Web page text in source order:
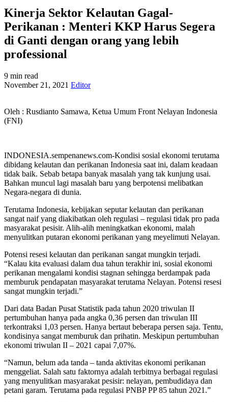
Kinerja Sektor Kelautan Gagal-
Perikanan : Menteri KKP Harus Segera
di Ganti dengan orang yang lebih
professional
9 min read
November 21, 2021 Editor
Oleh : Rusdianto Samawa, Ketua Umum Front Nelayan Indonesia
(FNI)
INDONESIA.sempenanews.com-Kondisi sosial ekonomi terutama
dibidang kelautan dan perikanan Indonesia saat ini, dalam keadaan
tidak baik. Sebab betapa banyak masalah yang tak kunjung usai.
Bahkan muncul lagi masalah baru yang berpotensi melibatkan
Negara-negara di dunia.
Terutama Indonesia, kebijakan seputar kelautan dan perikanan
sangat naif yang diakibatkan oleh regulasi – regulasi tidak pro pada
masyarakat pesisir. Alih-alih meningkatkan ekonomi, malah
menyulitkan putaran ekonomi perikanan yang meyelimuti Nelayan.
Potensi resesi kelautan dan perikanan sangat mungkin terjadi.
“Kalau kita evaluasi dalam dua tahun terakhir ini, sosial ekonomi
perikanan mengalami kondisi stagnan sehingga berdampak pada
memburuk pendapatan masyarakat terutama Nelayan. Potensi resesi
sangat mungkin terjadi.”
Dari data Badan Pusat Statistik pada tahun 2020 triwulan II
pertumbuhan hanya pada angka 0,36 persen dan triwulan III
terkontraksi 1,03 persen. Hanya bertaut beberapa persen saja. Tentu,
kondisinya sangat memburuk dan prihatin. Meskipun pertumbuhan
ekonomi triwulan II – 2021 capai 7,07%.
“Namun, belum ada tanda – tanda aktivitas ekonomi perikanan
menggeliat. Salah satu faktornya adalah terbitnya berbagai regulasi
yang menyulitkan masyarakat pesisir: nelayan, pembudidaya dan
petani garam. Terutama pada regulasi PNBP PP 85 tahun 2021.”